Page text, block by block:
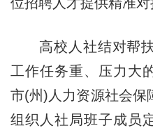
高校人社结对帮扶
工作任务重、压力大
市(州)人力资源社会保
组织人社局班子成员